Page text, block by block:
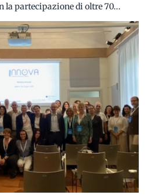
la partecipazione di oltre 70...